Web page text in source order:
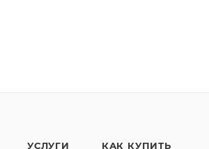
УСЛУГИ КАК КУПИТЬ